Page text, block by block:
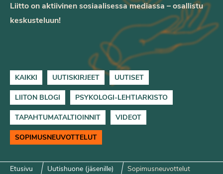
Liitto on aktiivinen sosiaalisessa mediassa – osallistu
keskusteluun!
KAIKKI UUTISKIRJEET UUTISET
LIITON BLOGI PSYKOLOGI-LEHTIARKISTO
TAPAHTUMATALTIOINNIT VIDEOT
SOPIMUSNEUVOTTELUT
Etusivu Uutishuone (jäsenille) Sopimusneuvottelut